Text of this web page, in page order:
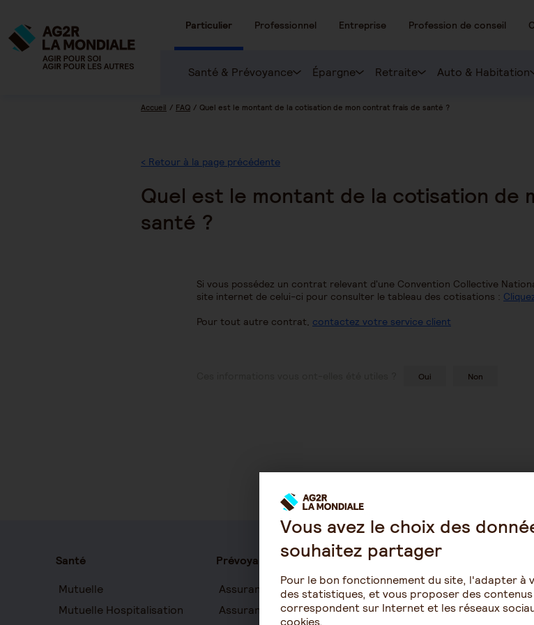
Particulier Professionnel Entreprise Profession de conseil
Santé & Prévoyance Épargne Retraite Auto & Habitation
Accueil FAQ Quel est le montant de la cotisation de mon contrat frais de santé ?
< Retour à la page précédente
Quel est le montant de la cotisation de
santé ?
Si vous possédez un contrat relevant d'une Convention Collective
site internet de celui-ci pour consulter le tableau des cotisations :
Pour tout autre contrat, contactez votre service client
Oui Non
Santé
Mutuelle
Mutuelle Hospitalisation
Prévoyance
Assurance autonomie
Assurance décès
Épargne
Assurance vie
PERIN
Vous avez le choix des
souhaitez partager
Pour le bon fonctionnement du site, l'adapter à
des statistiques, et vous proposer des contenus
correspondent sur Internet et les réseaux
cookies.